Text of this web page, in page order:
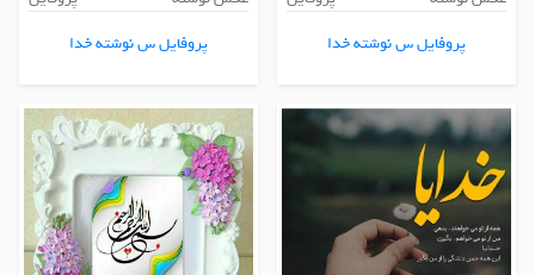
پروفایل س نوشته خدا
پروفایل س نوشته خدا